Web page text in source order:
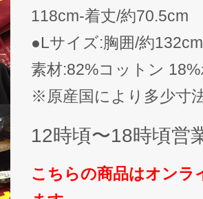
118cm-着丈/約70.5cm
●Lサイズ:胸囲/約
素材:82%コットン
※原産国により多少寸
12時頃〜18時頃営
こちらの商品はオンラ